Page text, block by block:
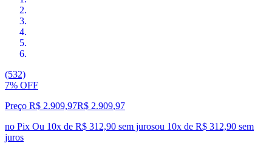
(532)
7% OFF
Preço R$ 2.909,97R$ 2.909,97
no Pix Ou 10x de R$ 312,90 sem jurosou 10x de R$ 312,90 sem
juros